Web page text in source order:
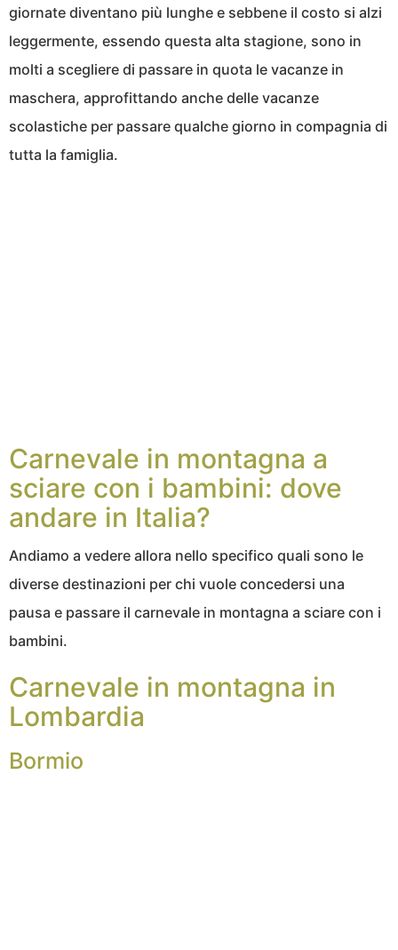
giornate diventano più lunghe e sebbene il costo si alzi
leggermente, essendo questa alta stagione, sono in
molti a scegliere di passare in quota le vacanze in
maschera, approfittando anche delle vacanze
scolastiche per passare qualche giorno in compagnia di
tutta la famiglia.
Carnevale in montagna a
sciare con i bambini: dove
andare in Italia?
Andiamo a vedere allora nello specifico quali sono le
diverse destinazioni per chi vuole concedersi una
pausa e passare il carnevale in montagna a sciare con i
bambini.
Carnevale in montagna in
Lombardia
Bormio